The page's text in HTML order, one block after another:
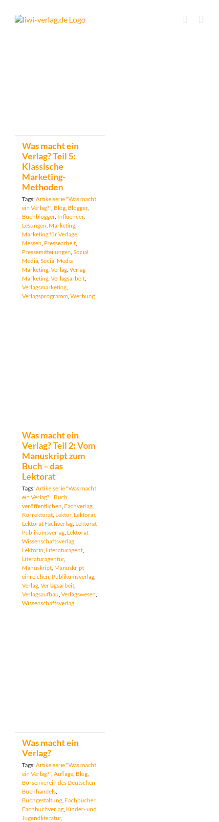
content
Was macht ein
Verlag? Teil 5:
Klassische
Marketing-
Methoden
Tags:Artikelserie "Was macht
ein Verlag?" Blog Blogger,
Buchblogger, Influencer,
Lesungen Marketing
Marketing für Verlage
Messen Pressearbeit
Pressemitteilungen Social
Media Social Media
Marketing Verlag Verlag
Marketing Verlagsarbeit
Verlagsmarketing
Verlagsprogramm Werbung
Was macht ein
Verlag? Teil 2: Vom
Manuskript zum
Buch – das
Lektorat
Tags:Artikelserie "Was macht
ein Verlag?", Buch
veröffentlichen, Fachverlag,
Korrektorat, Lektor, Lektorat,
Lektorat Fachverlag, Lektorat
Publikumsverlag, Lektorat
Wissenschaftsverlag,
Lektorin, Literaturagent,
Literaturagentur,
Manuskript, Manuskript
einreichen, Publikumsverlag,
Verlag, Verlagsarbeit,
Verlagsaufbau, Verlagswesen,
Wissenschaftsverlag
Was macht ein
Verlag?
Tags:Artikelserie "Was macht
ein Verlag?" Auflage Blog
Börsenverein des Deutschen
Buchhandels
Buchgestaltung Fachbücher,
Fachbuchverlag Kinder- und
Jugendliteratur,